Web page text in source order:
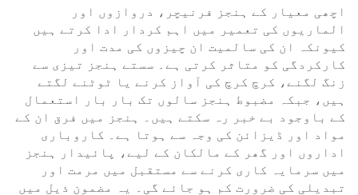
اچھی معیار کے ہنجز فرنیچر، دروازوں اور
الماریوں کی تعمیر میں اہم کردار ادا کرتے ہیں
کیونکہ ان کی سالمیت ان چیزوں کی مدت اور
کارکردگی کو متاثر کرتی ہے۔ سستے ہنجز تیزی سے
زنگ لگنے، کرچ کرچ کی آواز کرنے یا ٹوٹنے لگتے
ہیں، جبکہ مضبوط ہنجز سالوں تک بار بار استعمال
کے باوجود بے خبر رہ سکتے ہیں۔ ہنجز میں فرق ان کے
مواد اور ڈیزائن کی وجہ سے ہوتا ہے۔ کاروباری
اداروں اور گھر کے مالکان کے لیے، پائیدار ہنجز
میں سرمایہ کاری کرنے سے مستقبل میں مرمت اور
تبدیلی کی ضرورت کم ہو جائے گی۔ یہ مضمون ذیل میں